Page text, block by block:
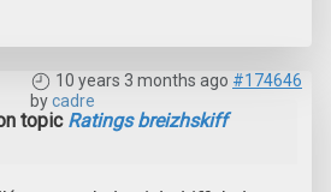
10 years 3 months ago #174646
bycadre
topic Ratings breizhskiff